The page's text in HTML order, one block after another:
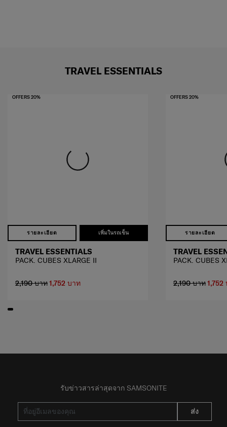
TRAVEL ESSENTIALS
รายละเอียด เพิ่มในรถเข็น
OFFERS 20%
TRAVEL ESSENTIALS
PACK. CUBES XLARGE II
2,190 บาท1,752 บาท
รายละเอียด
OFFERS 20%
TRAVEL
PACK. CUBES
2,190 บาท1,752
รับข่าวสารล่าสุดจาก SAMSONITE
ส่ง